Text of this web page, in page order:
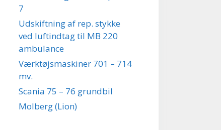
7
Udskiftning af rep. stykke
ved luftindtag til MB 220
ambulance
Værktøjsmaskiner 701 – 714
mv.
Scania 75 – 76 grundbil
Molberg (Lion)